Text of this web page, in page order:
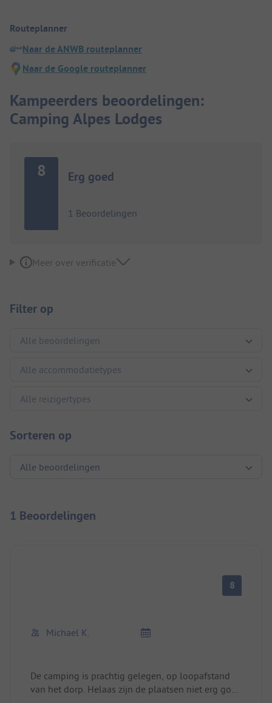
Routeplanner
Naar de ANWB routeplanner
Naar de Google routeplanner
Kampeerders beoordelingen:
Camping Alpes Lodges
8 Erg goed
1 Beoordelingen
Meer over verificatie
Filter op
Sorteren op
1 Beoordelingen
8
Michael K.
De camping is prachtig gelegen, op loopafstand
van het dorp. Helaas zijn de plaatsen niet erg goed